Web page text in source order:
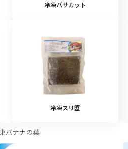
冷凍バサカット
冷凍スリ蟹
バナナの葉